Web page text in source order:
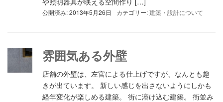
公開済み: 2013年5月26日 カテゴリー:建築・設計について
雰囲気ある外壁
店舗の外壁は、左官による仕上げですが、なんとも趣
きが出ています。 新しい感じを出さないようにしかも
経年変化が楽しめる建築。 街に溶け込む建築。 街並み